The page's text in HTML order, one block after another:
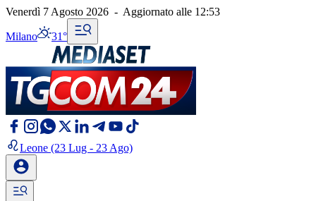
Venerdì 7 Agosto 2026 - Aggiornato alle 12:53
Milano 31°
Leone (23 Lug - 23 Ago)